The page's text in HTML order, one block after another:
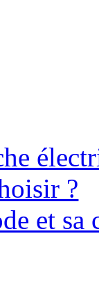
?
et sa